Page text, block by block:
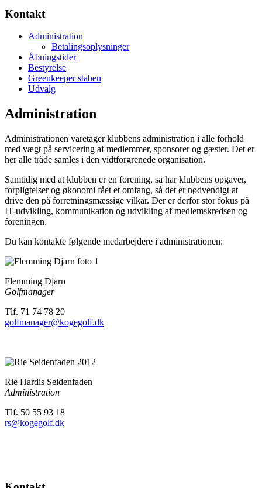
Kontakt
Administration
Betalingsoplysninger
Åbningstider
Bestyrelse
Greenkeeper staben
Udvalg
Administration
Administrationen varetager klubbens administration i alle forhold
med vægt på servicering af medlemmer, sponsorer og gæster. Det er
her alle tråde samles i den vidtforgrenede organisation.
Samtidig med at klubben er en forening, så har klubbens opgaver,
forpligtelser og økonomi fået et omfang, så det er nødvendigt at
drive den på forretningsmæssige vilkår. Der er derfor stor fokus på
IT-udvikling, kommunikation og udvikling af medlemskredsen og
foreningen.
Du kan kontakte følgende medarbejdere i administrationen:
Flemming Djarn
Golfmanager
Tlf. 71 74 78 20
golfmanager@kogegolf.dk
Rie Hardis Seidenfaden
Administration
Tlf. 50 55 93 18
rs@kogegolf.dk